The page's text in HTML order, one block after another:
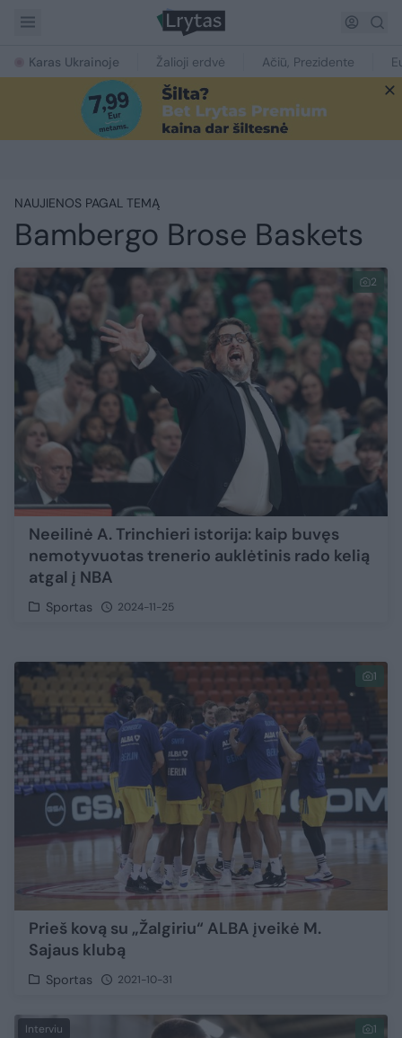
Karas Ukrainoje Žalioji erdvė Ačiū, Prezidente
NAUJIENOS PAGAL TEMĄ
Bambergo Brose Baskets
2
Neeilinė A. Trinchieri istorija: kaip buvęs
nemotyvuotas trenerio auklėtinis rado kelią
atgal į NBA
Sportas 2024-11-25
1
Prieš kovą su „Žalgiriu“ ALBA įveikė M.
Sajaus klubą
Sportas 2021-10-31
Interviu 1